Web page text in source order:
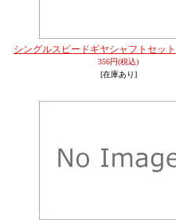
シングルスピードギヤシャフトセット
356円(税込)
[在庫あり]